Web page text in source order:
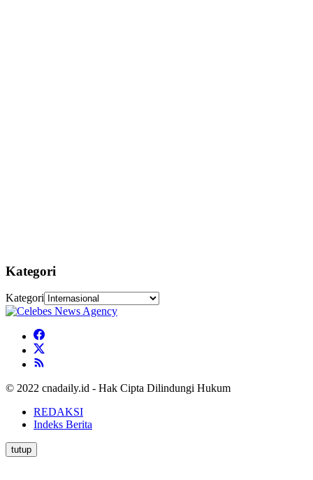
Kategori
Kategori
© 2022 cnadaily.id - Hak Cipta Dilindungi Hukum
REDAKSI
Indeks Berita
tutup